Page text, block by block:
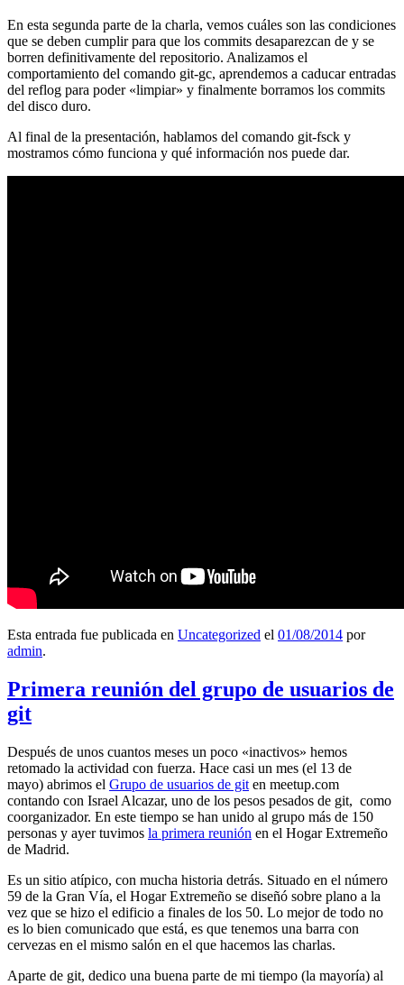
En esta segunda parte de la charla, vemos cuáles son las condiciones
que se deben cumplir para que los commits desaparezcan de y se
borren definitivamente del repositorio. Analizamos el
comportamiento del comando git-gc, aprendemos a caducar entradas
del reflog para poder «limpiar» y finalmente borramos los commits
del disco duro.
Al final de la presentación, hablamos del comando git-fsck y
mostramos cómo funciona y qué información nos puede dar.
Esta entrada fue publicada en Uncategorized el 01/08/2014 por
admin.
Primera reunión del grupo de usuarios de
git
Después de unos cuantos meses un poco «inactivos» hemos
retomado la actividad con fuerza. Hace casi un mes (el 13 de
mayo) abrimos el Grupo de usuarios de git en meetup.com
contando con Israel Alcazar, uno de los pesos pesados de git, como
coorganizador. En este tiempo se han unido al grupo más de 150
personas y ayer tuvimos la primera reunión en el Hogar Extremeño
de Madrid.
Es un sitio atípico, con mucha historia detrás. Situado en el número
59 de la Gran Vía, el Hogar Extremeño se diseñó sobre plano a la
vez que se hizo el edificio a finales de los 50. Lo mejor de todo no
es lo bien comunicado que está, es que tenemos una barra con
cervezas en el mismo salón en el que hacemos las charlas.
Aparte de git, dedico una buena parte de mi tiempo (la mayoría) al